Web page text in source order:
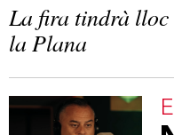
La fira tindrà lloc
la Plana